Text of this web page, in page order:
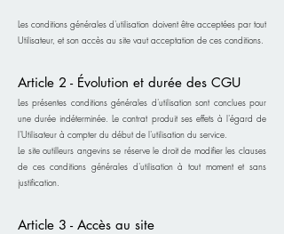
Les conditions générales d'utilisation doivent être acceptées par tout
Utilisateur, et son accès au site vaut acceptation de ces conditions.
Article 2 - Évolution et durée des CGU
Les présentes conditions générales d'utilisation sont conclues pour
une durée indéterminée. Le contrat produit ses effets à l'égard de
l'Utilisateur à compter du début de l'utilisation du service.
Le site outilleurs angevins se réserve le droit de modifier les clauses
de ces conditions générales d'utilisation à tout moment et sans
justification.
Article 3 - Accès au site